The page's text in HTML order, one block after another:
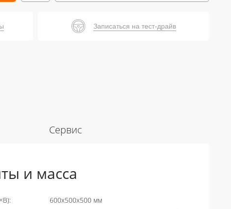
Записаться на тест-драйв
Сервис
и масса
600х500х500 мм